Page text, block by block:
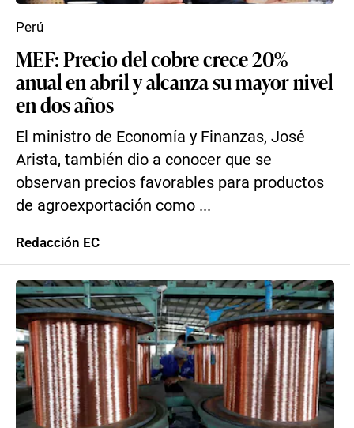
MEF: Precio del cobre crece 20%
anual en abril y alcanza su mayor nivel
en dos años
El ministro de Economía y Finanzas, José
Arista, también dio a conocer que se
observan precios favorables para productos
de agroexportación como ...
Perú
Redacción EC